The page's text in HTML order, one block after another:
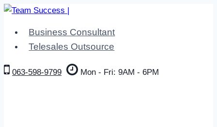
Skip
contentBusiness Consultant
Telesales Outsource
063-598-9799 Mon - Fri: 9AM - 6PM